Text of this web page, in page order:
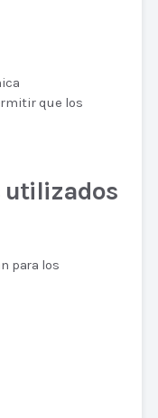
que los
utilizados
para los